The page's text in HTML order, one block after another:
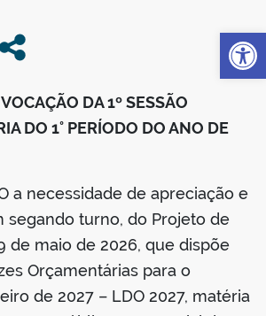
DA 1º SESSÃO
DO 1° PERÍODO DO ANO DE
a necessidade de apreciação e
segando turno, do Projeto de
de maio de 2026, que dispõe
Orçamentárias para o
de 2027 – LDO 2027, matéria